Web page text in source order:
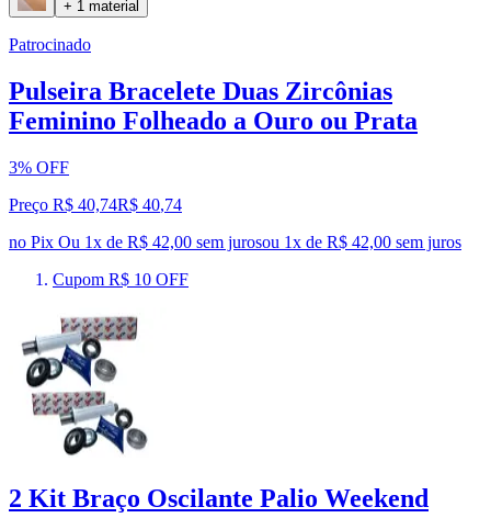
+ 1 material
Patrocinado
Pulseira Bracelete Duas Zircônias
Feminino Folheado a Ouro ou Prata
3% OFF
Preço R$ 40,74R$ 40,74
no Pix Ou 1x de R$ 42,00 sem jurosou 1x de R$ 42,00 sem juros
Cupom R$ 10 OFF
2 Kit Braço Oscilante Palio Weekend